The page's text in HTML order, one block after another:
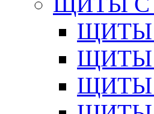
ЩИТЫ
ЩИТЫ
ЩИТЫ